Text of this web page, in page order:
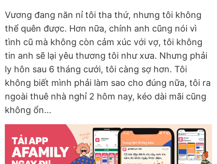
Vương đang năn nỉ tôi tha thứ, nhưng tôi không
thể quên được. Hơn nữa, chính anh cũng nói vì
tình cũ mà không còn cảm xúc với vợ, tôi không
tin anh sẽ lại yêu thương tôi như xưa. Nhưng phải
ly hôn sau 6 tháng cưới, tôi càng sợ hơn. Tôi
không biết mình phải làm sao cho đúng nữa, tôi ra
ngoài thuê nhà nghỉ 2 hôm nay, kéo dài mãi cũng
không ổn...